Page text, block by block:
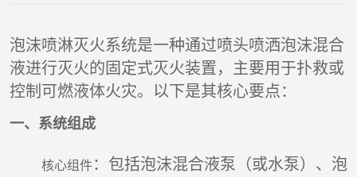
泡沫喷淋灭火系统是一种通过喷头喷洒泡沫混合
液进行灭火的固定式灭火装置，主要用于扑救或
控制可燃液体火灾。以下是其核心要点：
一、系统组成
核心组件‌：包括泡沫混合液泵（或水泵）、泡